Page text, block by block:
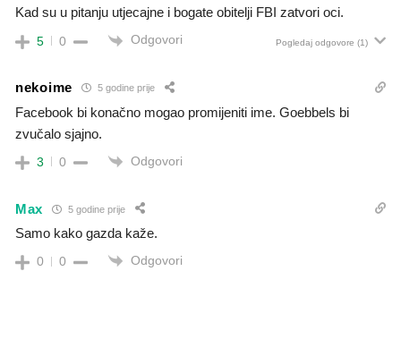
Kad su u pitanju utjecajne i bogate obitelji FBI zatvori oci.
5 0 Odgovori Pogledaj odgovore (1)
nekoime 5 godine prije
Facebook bi konačno mogao promijeniti ime. Goebbels bi
zvučalo sjajno.
3 0 Odgovori
Max 5 godine prije
Samo kako gazda kaže.
0 0 Odgovori